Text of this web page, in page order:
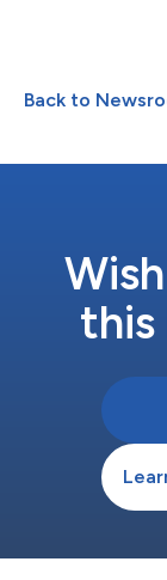
di biometano
tracciabilità per le
certificazione
Back to
this